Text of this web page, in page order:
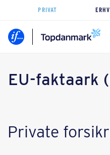
PRIVAT
EU-faktaark
Private